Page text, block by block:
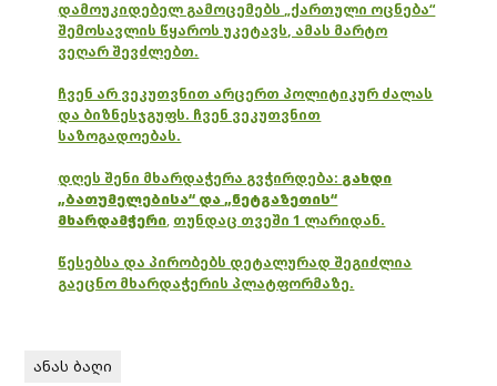
დამოუკიდებელ გამოცემებს „ქართული ოცნება“
შემოსავლის წყაროს უკეტავს, ამას მარტო
ვეღარ შევძლებთ.
ჩვენ არ ვეკუთვნით არცერთ პოლიტიკურ ძალას
და ბიზნესჯგუფს. ჩვენ ვეკუთვნით
საზოგადოებას.
დღეს შენი მხარდაჭერა გვჭირდება: გახდი
„ბათუმელებისა“ და „ნეტგაზეთის“
მხარდამჭერი, თუნდაც თვეში 1 ლარიდან.
წესებსა და პირობებს დეტალურად შეგიძლია
გაეცნო მხარდაჭერის პლატფორმაზე.
ანას ბაღი